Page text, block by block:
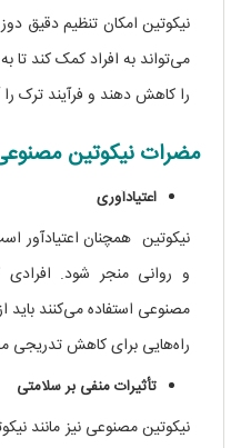
نیکوتین امکان تنظیم دقیق
می‌تواند به افراد کمک کند تا
را کاهش دهند و فرآیند ترک را
مضرات نیکوتین
اعتیادآوری
نیکوتین همچنان
و روانی منجر شود.
مصنوعی استفاده می‌کنند باید
راه‌هایی برای کاهش تدریجی
تأثیرات منفی بر سلامتی
نیکوتین مصنوعی نیز مانند